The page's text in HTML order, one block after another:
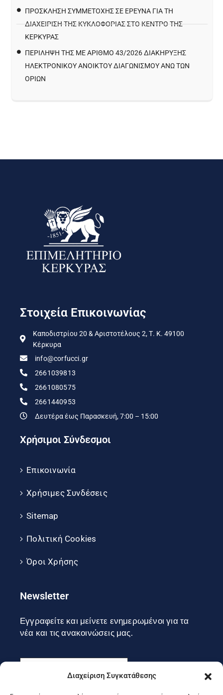
Διαχείριση Συγκατάθεσης
ΠΡΌΣΚΛΗΣΗ ΣΥΜΜΕΤΟΧΉΣ ΣΕ ΈΡΕΥΝΑ ΓΙΑ ΤΗ
ΔΙΑΧΕΊΡΙΣΗ ΤΗΣ ΚΥΚΛΟΦΟΡΊΑΣ ΣΤΟ ΚΈΝΤΡΟ ΤΗΣ
ΚΈΡΚΥΡΑΣ
ΠΕΡΙΛΗΨΗ ΤΗΣ ΜΕ ΑΡΙΘΜΟ 43/2026 ΔΙΑΚΗΡΥΞΗΣ
ΗΛΕΚΤΡΟΝΙΚΟΥ ΑΝΟΙΚΤΟΥ ΔΙΑΓΩΝΙΣΜΟΥ ΑΝΩ ΤΩΝ
ΟΡΙΩΝ
Στοιχεία Επικοινωνίας
Καποδιστρίου 20 & Αριστοτέλους 2, Τ. Κ. 49100
Κέρκυρα
info@corfucci.gr
2661039813
2661080575
2661440953
Δευτέρα έως Παρασκευή, 7:00 – 15:00
Χρήσιμοι Σύνδεσμοι
Επικοινωνία
Χρήσιμες Συνδέσεις
Sitemap
Πολιτική Cookies
Όροι Χρήσης
Newsletter
Εγγραφείτε και μείνετε ενημερωμένοι για τα
νέα και τις ανακοινώσεις μας.